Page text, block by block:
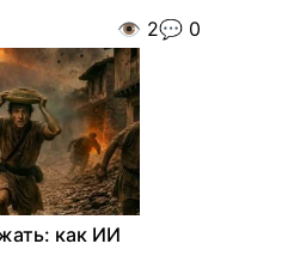
👁️ 2💬 0
как ИИ